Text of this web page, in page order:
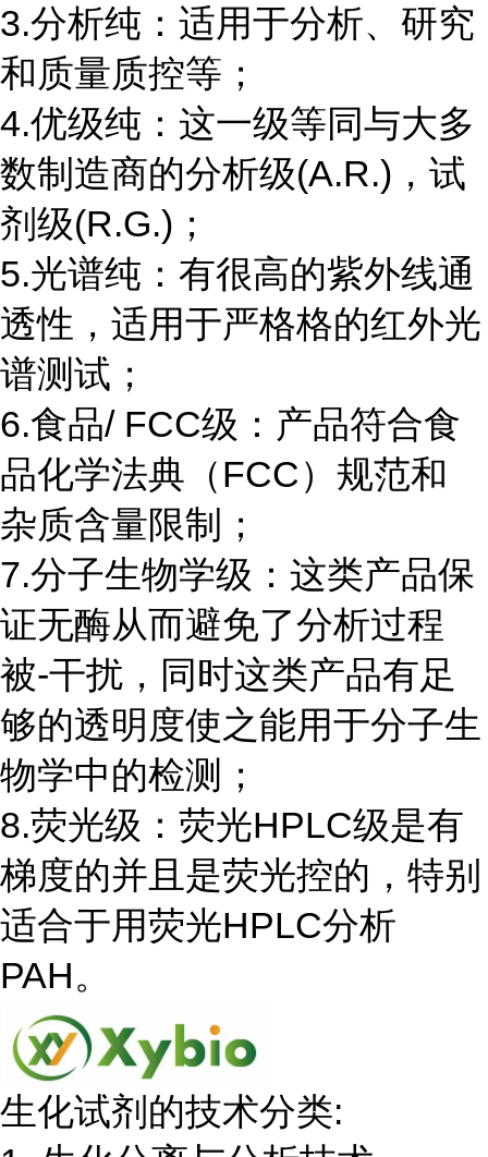
3.分析纯：适用于分析、研究
和质量质控等；
4.优级纯：这一级等同与大多
数制造商的分析级(A.R.)，试
剂级(R.G.)；
5.光谱纯：有很高的紫外线通
透性，适用于严格格的红外光
谱测试；
6.食品/ FCC级：产品符合食
品化学法典（FCC）规范和
杂质含量限制；
7.分子生物学级：这类产品保
证无酶从而避免了分析过程
被-干扰，同时这类产品有足
够的透明度使之能用于分子生
物学中的检测；
8.荧光级：荧光HPLC级是有
梯度的并且是荧光控的，特别
适合于用荧光HPLC分析
PAH。
生化试剂的技术分类: